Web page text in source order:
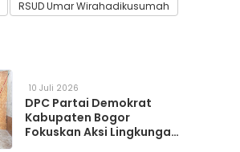
RSUD Umar Wirahadikusumah
10 Juli 2026
DPC Partai Demokrat
Kabupaten Bogor
Fokuskan Aksi Lingkungan